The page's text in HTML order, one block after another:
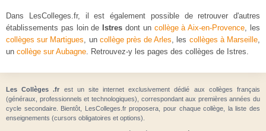
Dans LesColleges.fr, il est également possible de retrouver d'autres
établissements pas loin de Istres dont un collège à Aix-en-Provence, les
collèges sur Martigues, un collège près de Arles, les collèges à Marseille,
un collège sur Aubagne. Retrouvez-y les pages des collèges de Istres.
Les Collèges .fr est un site internet exclusivement dédié aux collèges français
(généraux, professionnels et technologiques), correspondant aux premières années du
cycle secondaire. Bientôt, LesColleges.fr proposera, pour chaque collège, la liste des
enseignements (cursors obligatoires et options).